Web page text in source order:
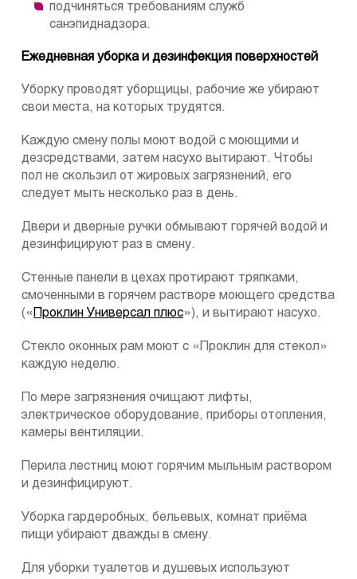
подчиняться требованиям служб
санэпиднадзора.
Ежедневная уборка и дезинфекция поверхностей
Уборку проводят уборщицы, рабочие же убирают
свои места, на которых трудятся.
Каждую смену полы моют водой с моющими и
дезсредствами, затем насухо вытирают. Чтобы
пол не скользил от жировых загрязнений, его
следует мыть несколько раз в день.
Двери и дверные ручки обмывают горячей водой и
дезинфицируют раз в смену.
Стенные панели в цехах протирают тряпками,
смоченными в горячем растворе моющего средства
(«
Проклин Универсал плюс»), и вытирают насухо.
Стекло оконных рам моют с «Проклин для стекол»
каждую неделю.
По мере загрязнения очищают лифты,
электрическое оборудование, приборы отопления,
камеры вентиляции.
Перила лестниц моют горячим мыльным раствором
и дезинфицируют.
Уборка гардеробных, бельевых, комнат приёма
пищи убирают дважды в смену.
Для уборки туалетов и душевых используют